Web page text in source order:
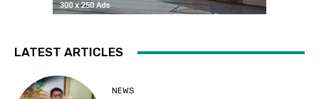
LATEST ARTICLES
NEWS